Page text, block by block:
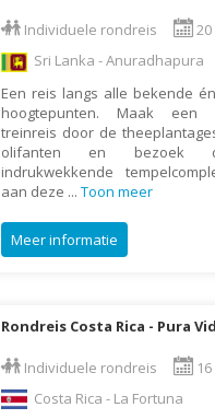
Individuele rondreis
Sri Lanka - Anuradhapura
Een reis langs alle bekende
hoogtepunten. Maak een
treinreis door de
olifanten en bezoek
indrukwekkende
aan deze ... Toon meer
Meer informatie
Rondreis Costa Rica - Pura
Individuele rondreis
Costa Rica - La Fortuna